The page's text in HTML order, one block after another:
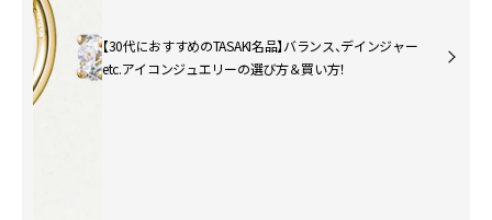
【30代におすすめのTASAKI名品】バランス、デインジャー
etc.アイコンジュエリーの選び方＆買い方！